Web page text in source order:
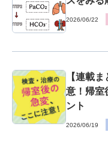
2026/06/22
【連載
意！帰室
ント
2026/06/19